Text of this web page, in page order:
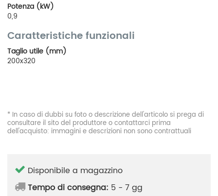
Potenza (kW)
0,9
Caratteristiche funzionali
Taglio utile (mm)
200x320
* In caso di dubbi su foto o descrizione dell'articolo si prega di
consultare il sito del produttore o contattarci prima
dell'acquisto: immagini e descrizioni non sono contrattuali
Disponibile a magazzino
Tempo di consegna: 5 - 7 gg